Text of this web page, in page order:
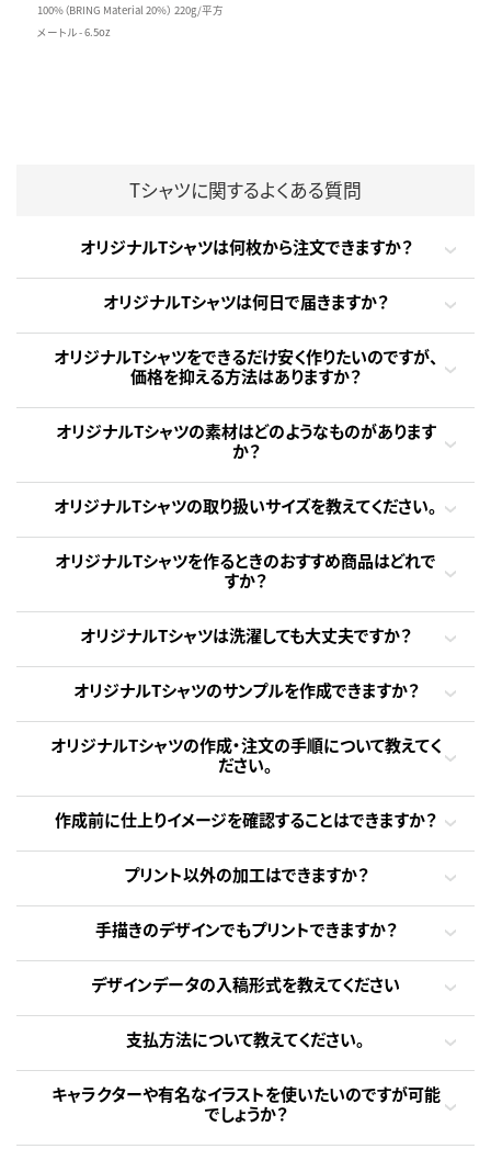
100%（BRING Material 20%） 220g/平方
メートル - 6.5oz
Tシャツに関するよくある質問
オリジナルTシャツは何枚から注文できますか？
オリジナルTシャツは何日で届きますか？
オリジナルTシャツをできるだけ安く作りたいのですが、
価格を抑える方法はありますか？
オリジナルTシャツの素材はどのようなものがあります
か？
オリジナルTシャツの取り扱いサイズを教えてください。
オリジナルTシャツを作るときのおすすめ商品はどれで
すか？
オリジナルTシャツは洗濯しても大丈夫ですか？
オリジナルTシャツのサンプルを作成できますか？
オリジナルTシャツの作成・注文の手順について教えてく
ださい。
作成前に仕上りイメージを確認することはできますか？
プリント以外の加工はできますか？
手描きのデザインでもプリントできますか？
デザインデータの入稿形式を教えてください
支払方法について教えてください。
キャラクターや有名なイラストを使いたいのですが可能
でしょうか？